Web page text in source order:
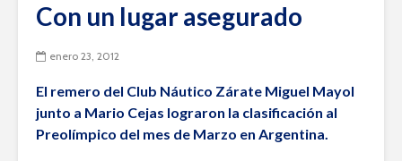
Con un lugar asegurado
enero 23, 2012
El remero del Club Náutico Zárate Miguel Mayol
junto a Mario Cejas lograron la clasificación al
Preolímpico del mes de Marzo en Argentina.